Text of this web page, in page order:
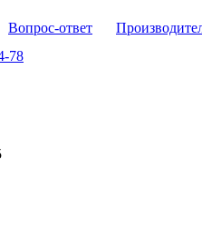
Вопрос-ответ
78